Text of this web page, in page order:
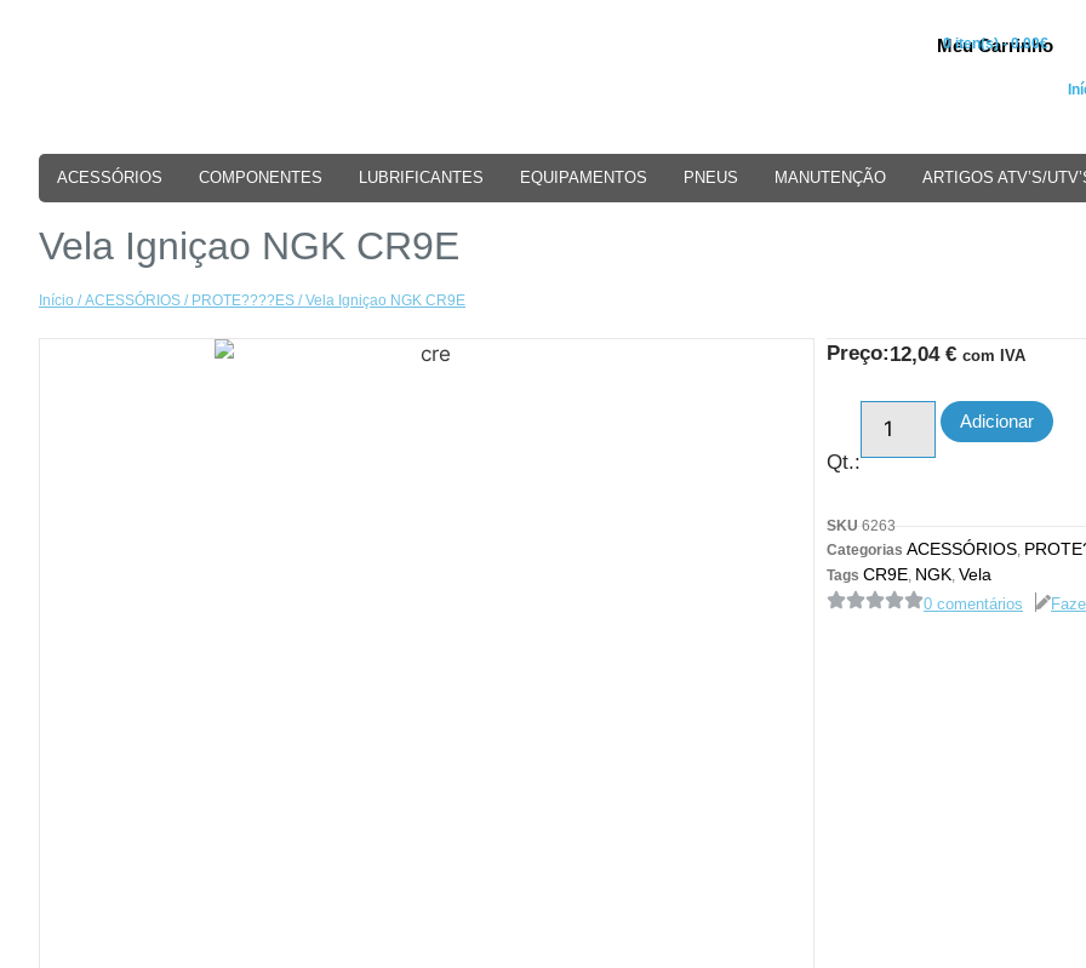
Meu Carrinho
0 iten(s) - 0.00€
ACESSÓRIOS COMPONENTES LUBRIFICANTES EQUIPAMENTOS PNEUS MANUTENÇÃO ARTIGOS ATV’S/
Vela Igniçao NGK CR9E
Início /ACESSÓRIOS / PROTE????ES / Vela Igniçao NGK CR9E
Preço:12,04 € com IVA
Qt.:
Adicionar
SKU 6263
Categorias ACESSÓRIOS
Tags CR9E NGK Vela
0 comentários